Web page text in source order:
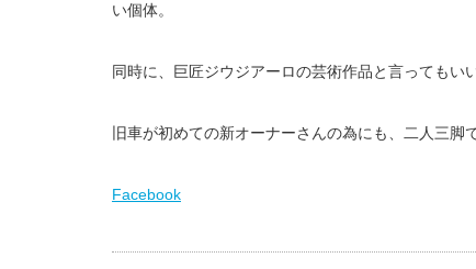
い個体。
同時に、巨匠ジウジアーロの芸術作品と言ってもい
旧車が初めての新オーナーさんの為にも、二人三
Facebook